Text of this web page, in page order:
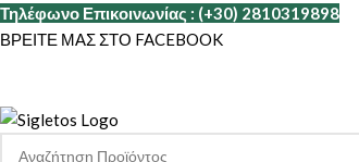
Τηλέφωνο Επικοινωνίας : (+30) 2810319898
ΒΡΕΙΤΕ ΜΑΣ ΣΤΟ FACEBOOK